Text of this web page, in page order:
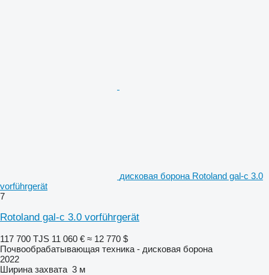
дисковая борона Rotoland gal-c 3.0
vorführgerät
7
Rotoland gal-c 3.0 vorführgerät
117 700 TJS 11 060 € ≈ 12 770 $
Почвообрабатывающая техника - дисковая борона
2022
Ширина захвата 3 м